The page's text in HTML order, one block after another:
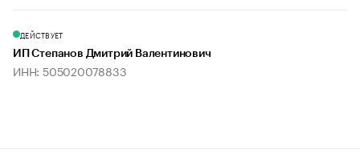
ДЕЙСТВУЕТ
ИП Степанов Дмитрий Валентинович
ИНН: 505020078833